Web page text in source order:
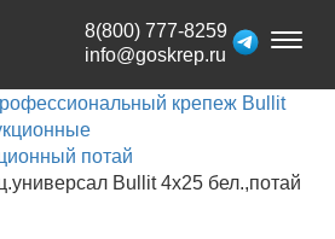
Toggle
8(800) 777-8259
info@goskrep.ru
крепеж Bullit
потай
Bullit 4х25 бел.,потай